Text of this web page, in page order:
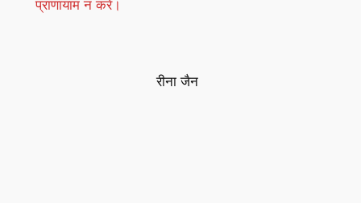
प्राणायाम न करें।
रीना जैन